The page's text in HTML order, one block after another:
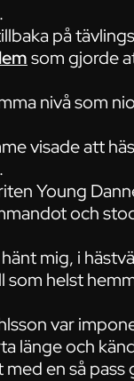
på
som gjorde
nivå som
visade att
Young
och
mig, i
som helst
var
länge och
en så pass